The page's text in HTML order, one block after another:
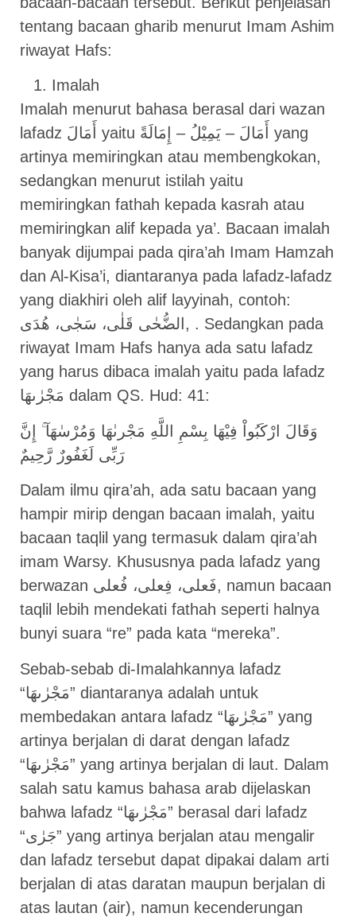
tentang bacaan gharib menurut Imam Ashim
riwayat Hafs:
Imalah
Imalah menurut bahasa berasal dari wazan
lafadz أَمَالَ yaitu أَمَالَ – يَمِيْلُ – إِمَالَةً yang
artinya memiringkan atau membengkokan,
sedangkan menurut istilah yaitu
memiringkan fathah kepada kasrah atau
memiringkan alif kepada ya’. Bacaan imalah
banyak dijumpai pada qira’ah Imam Hamzah
dan Al-Kisa’i, diantaranya pada lafadz-lafadz
yang diakhiri oleh alif layyinah, contoh:
الضُّحٰى قَلٰى، سَجٰى، هُدَى, . Sedangkan pada
riwayat Imam Hafs hanya ada satu lafadz
yang harus dibaca imalah yaitu pada lafadz
مَجْرٰىهَا dalam QS. Hud: 41:
وَقَالَ ارْكَبُواْ فِيْهَا بِسْمِ اللَّهِ مَجْرىٰهَا وَمُرْسٰهَآ ۚ إِنَّ
رَبِّى لَغَفُورٌ رَّحِيمٌ
Dalam ilmu qira’ah, ada satu bacaan yang
hampir mirip dengan bacaan imalah, yaitu
bacaan taqlil yang termasuk dalam qira’ah
imam Warsy. Khususnya pada lafadz yang
berwazan فَعلى، فِعلى، فُعلى, namun bacaan
taqlil lebih mendekati fathah seperti halnya
bunyi suara “re” pada kata “mereka”.
Sebab-sebab di-Imalahkannya lafadz
“مَجْرٰىهَا” diantaranya adalah untuk
membedakan antara lafadz “مَجْرٰىهَا” yang
artinya berjalan di darat dengan lafadz
“مَجْرٰىهَا” yang artinya berjalan di laut. Dalam
salah satu kamus bahasa arab dijelaskan
bahwa lafadz “مَجْرٰىهَا” berasal dari lafadz
“جَرٰى” yang artinya berjalan atau mengalir
dan lafadz tersebut dapat dipakai dalam arti
berjalan di atas daratan maupun berjalan di
atas lautan (air), namun kecenderungan